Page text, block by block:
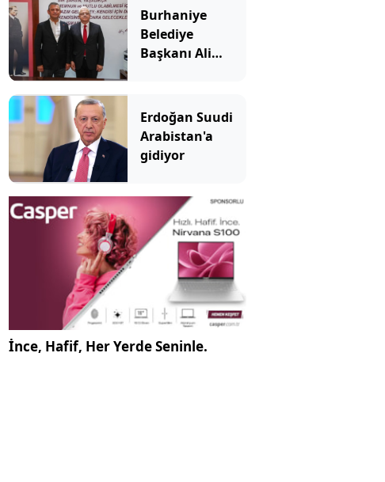
Burhaniye
Belediye
Başkanı Ali
katıldı
Erdoğan Suudi
Arabistan'a
gidiyor
İnce, Hafif, Her Yerde Seninle.